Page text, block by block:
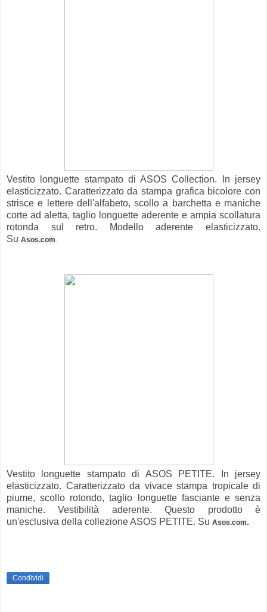
Vestito longuette stampato di ASOS Collection. In jersey
elasticizzato. Caratterizzato da stampa grafica bicolore con
strisce e lettere dell'alfabeto, scollo a barchetta e maniche
corte ad aletta, taglio longuette aderente e ampia scollatura
rotonda sul retro. Modello aderente elasticizzato.
Su Asos.com
Vestito longuette stampato di ASOS PETITE. In jersey
elasticizzato. Caratterizzato da vivace stampa tropicale di
piume, scollo rotondo, taglio longuette fasciante e senza
maniche. Vestibilità aderente. Questo prodotto è
un'esclusiva della collezione ASOS PETITE. Su Asos.com.
Condividi